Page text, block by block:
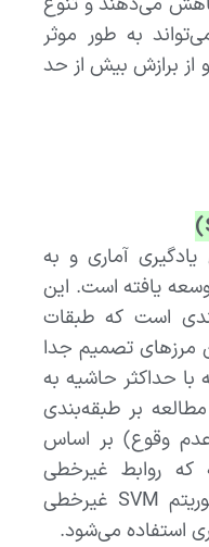
به طور موثر
از برازش بیش از حد
آماری و به
یافته است. این
است که طبقات
مرزهای تصمیم جدا
حداکثر حاشیه به
بر طبقه‌بندی
عدم وقوع) بر اساس
که روابط غیرخطی
پیچیده‌ای دارند، تمرکز دارد، الگوریتم SVM غیرخطی
استفاده می‌شود.